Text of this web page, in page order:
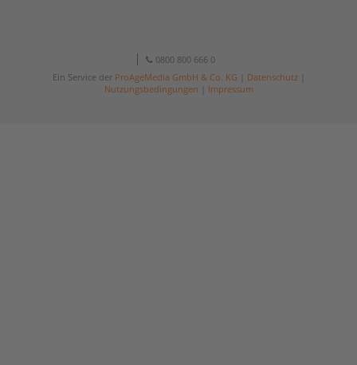
0800 800 666 0
Ein Service der ProAgeMedia GmbH & Co. KG Datenschutz|
Nutzungsbedingungen
Impressum